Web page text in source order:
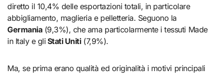
diretto il 10,4% delle esportazioni totali, in particolare
abbigliamento, maglieria e pelletteria. Seguono la
Germania(9,3%), che ama particolarmente i tessuti Made
in Italy e gli Stati Uniti(7,9%).
Ma, se prima erano qualità ed originalità i motivi principali